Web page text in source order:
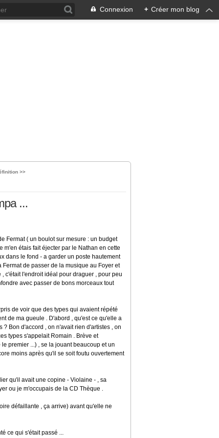
Connexion + Créer mon blog
>>
...
Fermat ( un boulot sur mesure : un budget
m'en étais fait éjecter par le Nathan en cette
dans le fond - a garder un poste hautement
de passer de la musique au Foyer et
c'était l'endroit idéal pour draguer , pour peu
avec passer de bons morceaux tout
de voir que des types qui avaient répété
de ma gueule . D'abord , qu'est ce qu'elle a
Bon d'accord , on n'avait rien d'artistes , on
types s'appelait Romain . Brève et
premier ...) , se la jouant beaucoup et un
moins après qu'il se soit foutu ouvertement
qu'il avait une copine - Violaine - , sa
ou je m'occupais de la CD Thèque .
défaillante , ça arrive) avant qu'elle ne
ce qui s'était passé ...